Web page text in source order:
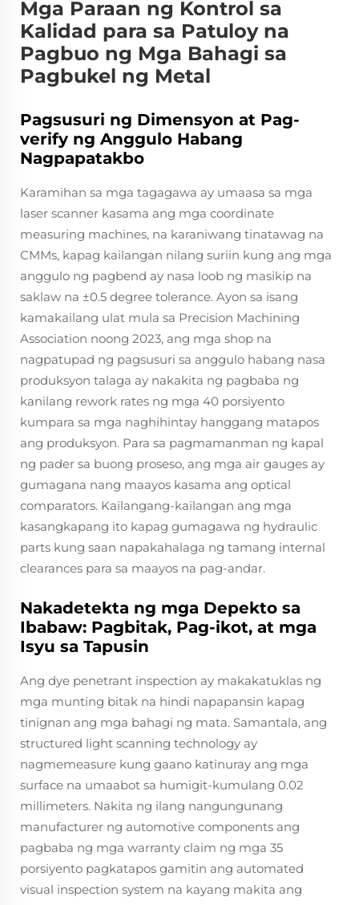
Mga Paraan ng Kontrol sa
Kalidad para sa Patuloy na
Pagbuo ng Mga Bahagi sa
Pagbukel ng Metal
Pagsusuri ng Dimensyon at Pag-
verify ng Anggulo Habang
Nagpapatakbo
Karamihan sa mga tagagawa ay umaasa sa mga
laser scanner kasama ang mga coordinate
measuring machines, na karaniwang tinatawag na
CMMs, kapag kailangan nilang suriin kung ang mga
anggulo ng pagbend ay nasa loob ng masikip na
saklaw na ±0.5 degree tolerance. Ayon sa isang
kamakailang ulat mula sa Precision Machining
Association noong 2023, ang mga shop na
nagpatupad ng pagsusuri sa anggulo habang nasa
produksyon talaga ay nakakita ng pagbaba ng
kanilang rework rates ng mga 40 porsiyento
kumpara sa mga naghihintay hanggang matapos
ang produksyon. Para sa pagmamanman ng kapal
ng pader sa buong proseso, ang mga air gauges ay
gumagana nang maayos kasama ang optical
comparators. Kailangang-kailangan ang mga
kasangkapang ito kapag gumagawa ng hydraulic
parts kung saan napakahalaga ng tamang internal
clearances para sa maayos na pag-andar.
Nakadetekta ng mga Depekto sa
Ibabaw: Pagbitak, Pag-ikot, at mga
Isyu sa Tapusin
Ang dye penetrant inspection ay makakatuklas ng
mga munting bitak na hindi napapansin kapag
tinignan ang mga bahagi ng mata. Samantala, ang
structured light scanning technology ay
nagmemeasure kung gaano katinuray ang mga
surface na umaabot sa humigit-kumulang 0.02
millimeters. Nakita ng ilang nangungunang
manufacturer ng automotive components ang
pagbaba ng mga warranty claim ng mga 35
porsiyento pagkatapos gamitin ang automated
visual inspection system na kayang makita ang